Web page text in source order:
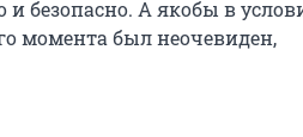
и безопасно. А якобы в
момента был неочевиден,